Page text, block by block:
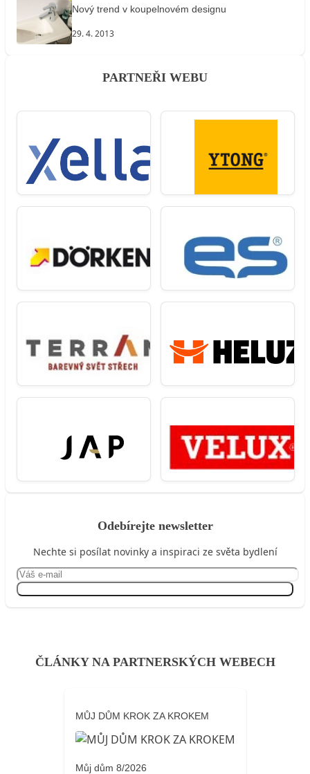
Nový trend v koupelnovém designu
29. 4. 2013
PARTNEŘI WEBU
Odebírejte newsletter
Nechte si posílat novinky a inspiraci ze světa bydlení
ČLÁNKY NA PARTNERSKÝCH WEBECH
MŮJ DŮM KROK ZA KROKEM
Můj dům 8/2026